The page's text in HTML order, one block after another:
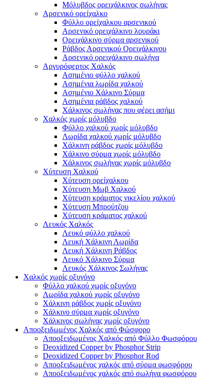
Μόλυβδος ορειχάλκινος σωλήνας
Αρσενικό ορείχαλκο
Φύλλο ορείχαλκου αρσενικού
Αρσενικό ορειχάλκινο λουράκι
Ορειχάλκινο σύρμα αρσενικού
Ράβδος Αρσενικού Ορειχάλκινου
Αρσενικό ορειχάλκινο σωλήνα
Αργυρόφερτος Χαλκός
Ασημένιο φύλλο χαλκού
Ασημένια λωρίδα χαλκού
Ασημένιο Χάλκινο Σύρμα
Ασημένια ράβδος χαλκού
Χάλκινος σωλήνας που φέρει ασήμι
Χαλκός χωρίς μόλυβδο
Φύλλο χαλκού χωρίς μόλυβδο
Λωρίδα χαλκού χωρίς μόλυβδο
Χάλκινη ράβδος χωρίς μόλυβδο
Χάλκινο σύρμα χωρίς μόλυβδο
Χάλκινος σωλήνας χωρίς μόλυβδο
Χύτευση Χαλκού
Χύτευση ορείχαλκου
Χύτευση Μωβ Χαλκού
Χύτευση κράματος νικελίου χαλκού
Χύτευση Μπρούτζου
Χύτευση κράματος χαλκού
Λευκός Χαλκός
Λευκό φύλλο χαλκού
Λευκή Χάλκινη Λωρίδα
Λευκή Χάλκινη Ράβδος
Λευκό Χάλκινο Σύρμα
Λευκός Χάλκινος Σωλήνας
Χαλκός χωρίς οξυγόνο
Φύλλο χαλκού χωρίς οξυγόνο
Λωρίδα χαλκού χωρίς οξυγόνο
Χάλκινη ράβδος χωρίς οξυγόνο
Χάλκινο σύρμα χωρίς οξυγόνο
Χάλκινος σωλήνας χωρίς οξυγόνο
Αποοξειδωμένος Χαλκός από Φώσφορο
Αποοξειδωμένος Χαλκός από Φύλλο Φωσφόρου
Deoxidized Copper by Phosphor Strip
Deoxidized Copper by Phosphor Rod
Αποοξειδωμένος χαλκός από σύρμα φωσφόρου
Αποοξειδωμένος χαλκός από σωλήνα φωσφόρου